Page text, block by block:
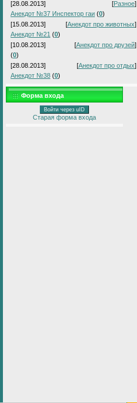
[28.08.2013]
[Разное]
Анекдот №37 Инспектор гаи (0)
[15.08.2013]
[Анекдот про животных]
Анекдот №21 (0)
[10.08.2013]
[Анекдот про друзей]
(0)
[28.08.2013]
[Анекдот про отдых]
Анекдот №38 (0)
Форма входа
Войти через uID
Старая форма входа